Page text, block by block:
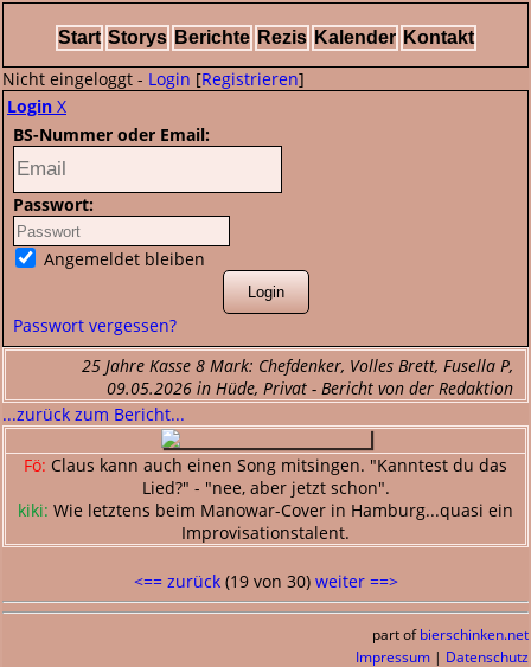
Start Storys Berichte Rezis Kalender Kontakt
Nicht eingeloggt - Login [Registrieren]
Login X
BS-Nummer oder Email:
Passwort:
Angemeldet bleiben
Passwort vergessen?
25 Jahre Kasse 8 Mark: Chefdenker, Volles Brett, Fusella P,
09.05.2026 in Hüde, Privat - Bericht von der Redaktion
...zurück zum Bericht...
Fö: Claus kann auch einen Song mitsingen. "Kanntest du das
Lied?" - "nee, aber jetzt schon".
kiki: Wie letztens beim Manowar-Cover in Hamburg...quasi ein
Improvisationstalent.
<== zurück(19 von 30) weiter ==>
part of bierschinken.net
Impressum | Datenschutz